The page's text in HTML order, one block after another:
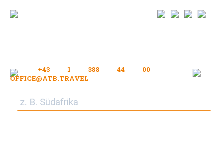
+43 1 388 44 00
OFFICE@ATB.TRAVEL